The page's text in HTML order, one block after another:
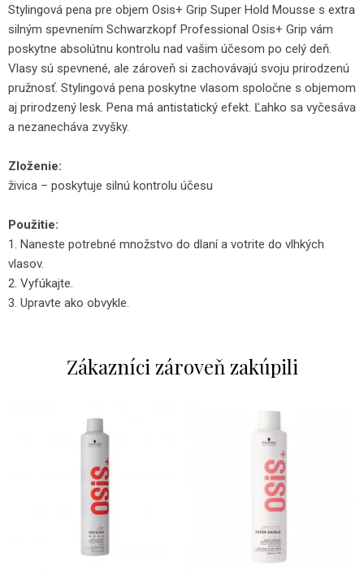
Stylingová pena pre objem Osis+ Grip Super Hold Mousse s extra
silným spevnením Schwarzkopf Professional Osis+ Grip vám
poskytne absolútnu kontrolu nad vašim účesom po celý deň.
Vlasy sú spevnené, ale zároveň si zachovávajú svoju prirodzenú
pružnosť. Stylingová pena poskytne vlasom spoločne s objemom
aj prirodzený lesk. Pena má antistatický efekt. Ľahko sa vyčesáva
a nezanecháva zvyšky.
Zloženie:
živica – poskytuje silnú kontrolu účesu
Použitie:
1. Naneste potrebné množstvo do dlaní a votrite do vlhkých
vlasov.
2. Vyfúkajte.
3. Upravte ako obvykle.
Zákazníci zároveň zakúpili